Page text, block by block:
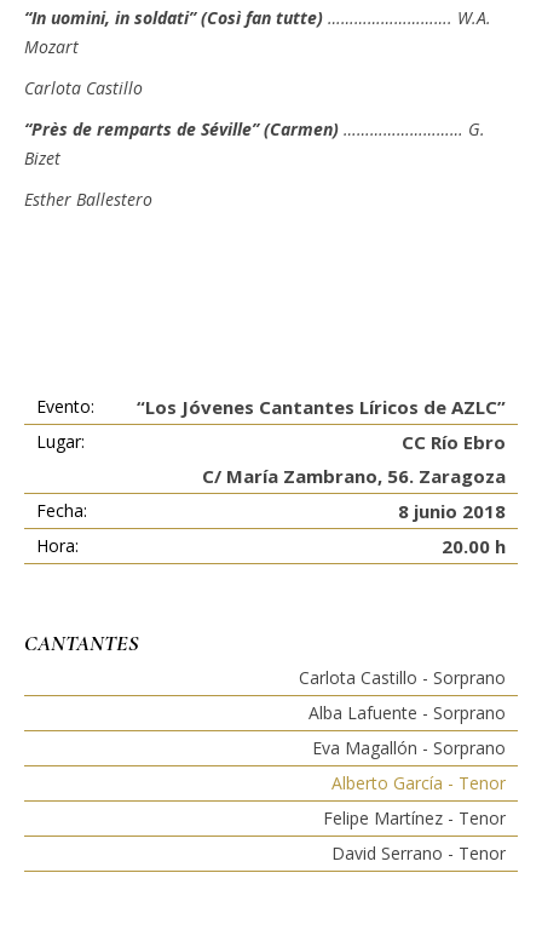
“In uomini, in soldati” (Così fan tutte) ………………………. W.A.
Mozart
Carlota Castillo
“Près de remparts de Séville” (Carmen) ……………………… G.
Bizet
Esther Ballestero
Evento: “Los Jóvenes Cantantes Líricos de AZLC”
Lugar:
CC Río Ebro
C/ María Zambrano, 56. Zaragoza
Fecha: 8 junio 2018
Hora: 20.00 h
CANTANTES
Carlota Castillo - Sorprano
Alba Lafuente - Sorprano
Eva Magallón - Sorprano
Alberto García - Tenor
Felipe Martínez - Tenor
David Serrano - Tenor